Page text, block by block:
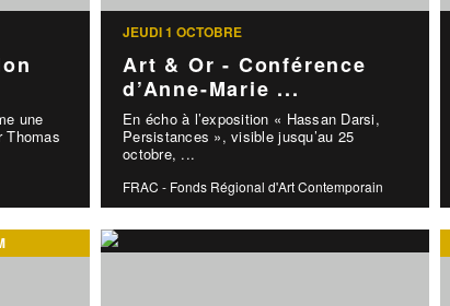
une
Thomas
JEUDI 1 OCTOBRE
Art & Or - Conférence
d’Anne-Marie ...
En écho à l’exposition « Hassan Darsi,
Persistances », visible jusqu’au 25
octobre, ...
FRAC - Fonds Régional d'Art Contemporain